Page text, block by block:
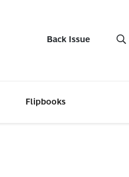
Back Issue
Flipbooks